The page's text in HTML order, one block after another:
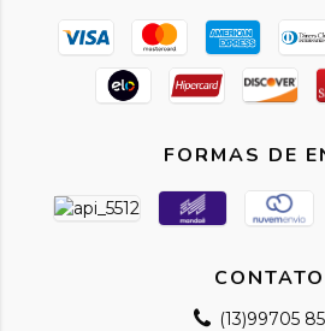
FORMAS DE
CONTATO
(13)99705